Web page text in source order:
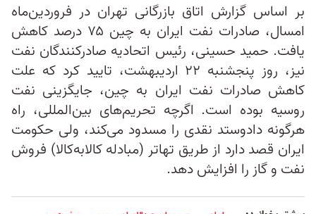
بر اساس گزارش اتاق بازرگانی تهران در فروردین‌ماه
امسال، صادرات نفت ایران به چین ۷۵ درصد کاهش
یافت. حمید حسینی، رئیس اتحادیه صادرکنندگان نفت
نیز، روز پنجشنبه ۲۲ اردیبهشت، تایید کرد که علت
کاهش صادرات نفت ایران به چین، جایگزینی نفت
روسیه بوده است. اگرچه تحریم‌های بین‌المللی، راه
هرگونه دادوستد نقدی را مسدود می‌کند، ولی حکومت
ایران قصد دارد از طریق تهاتر (مبادله کالابه‌کالا) فروش
نفت و گاز را افزایش دهد.